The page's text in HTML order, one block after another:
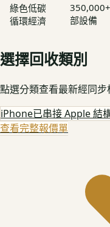
綠色低碳
循環經濟
350,000+
部設備
選擇回收類別
點選分類查看最新經同
iPhone已串接 Apple 結
查看完整報價單